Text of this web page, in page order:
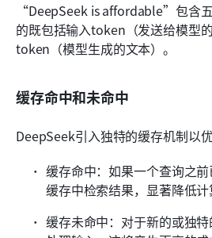
“DeepSeek is affordable”包含
的既包括输入token（发送给模型
token（模型生成的文本）。
缓存命中和未命中
DeepSeek引入独特的缓存机制以优
缓存命中：如果一个查询之
缓存中检索结果，显著降低计
缓存未命中：对于新的或独